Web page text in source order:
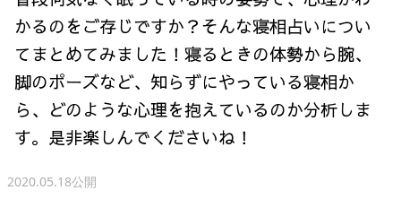
かるのをご存じですか？そんな寝相占いについ
てまとめてみました！寝るときの体勢から腕、
脚のポーズなど、知らずにやっている寝相か
ら、どのような心理を抱えているのか分析しま
す。是非楽しんでくださいね！
2020.05.18公開